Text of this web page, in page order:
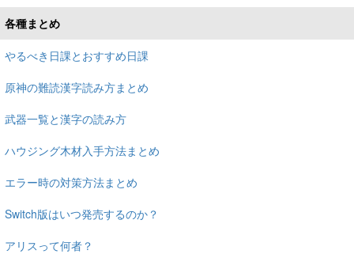
各種まとめ
やるべき日課とおすすめ日課
原神の難読漢字読み方まとめ
武器一覧と漢字の読み方
ハウジング木材入手方法まとめ
エラー時の対策方法まとめ
Switch版はいつ発売するのか？
アリスって何者？